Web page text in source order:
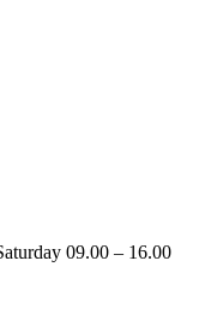
09.00 – 16.00